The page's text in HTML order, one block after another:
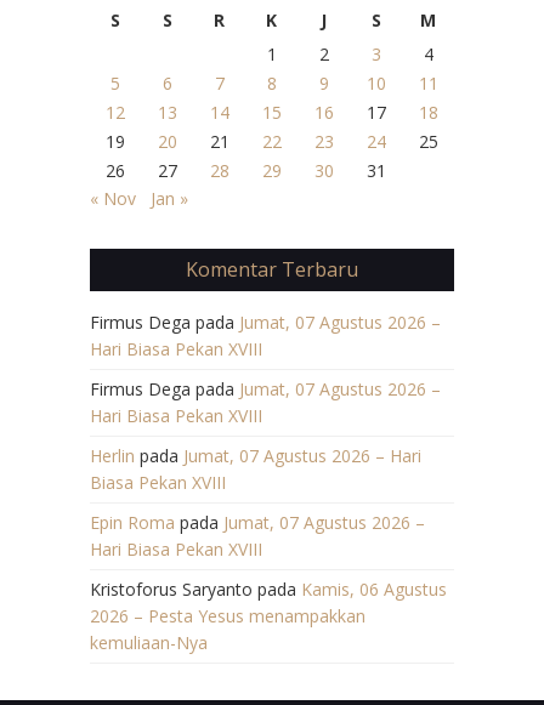
S
S R K J S
M
1
2 3
4
5
6 7 8 9 10
11
12
13 14 15 16 17
18
19
20 21 22 23 24
25
26
27 28 29 30
31
« Nov
Jan »
Komentar Terbaru
Firmus Dega pada Jumat, 07 Agustus 2026 –
Hari Biasa Pekan XVIII
Firmus Dega pada Jumat, 07 Agustus 2026 –
Hari Biasa Pekan XVIII
Herlin pada Jumat, 07 Agustus 2026 – Hari
Biasa Pekan XVIII
Epin Roma pada Jumat, 07 Agustus 2026 –
Hari Biasa Pekan XVIII
Kristoforus Saryanto pada Kamis, 06 Agustus
2026 – Pesta Yesus menampakkan
kemuliaan-Nya